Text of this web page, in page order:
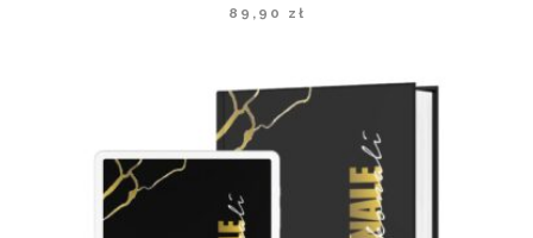
89,90 zł